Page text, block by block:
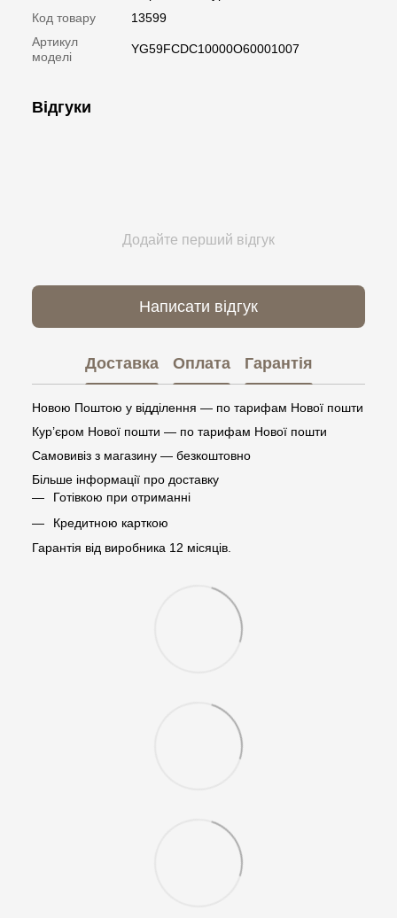
Код товару
13599
Артикул
моделі
YG59FCDC10000O60001007
Відгуки
Додайте перший відгук
Написати відгук
Доставка Оплата Гарантія
Новою Поштою у відділення — по тарифам Нової пошти
Кур’єром Нової пошти — по тарифам Нової пошти
Самовивіз з магазину — безкоштовно
Більше інформації про доставку
Готівкою при отриманні
Кредитною карткою
Гарантія від виробника 12 місяців.